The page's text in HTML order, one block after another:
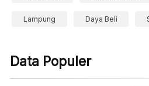
Lampung Daya Beli
Data Populer